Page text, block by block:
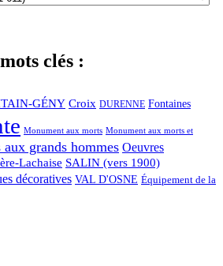
clés :
GÉNY Croix DURENNE Fontaines
Monument aux morts Monument aux morts et
grands hommes Oeuvres
Lachaise SALIN (vers 1900)
décoratives VAL D'OSNE Équipement de la